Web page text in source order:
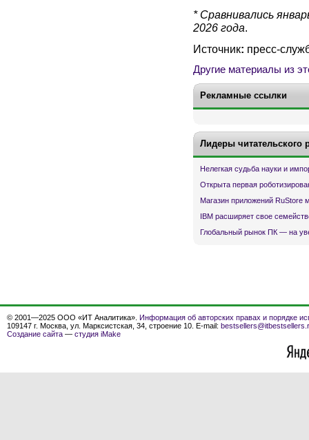
* Сравнивались
2026 года.
Источник: пресс-
Другие материалы из
Рекламные ссылки
Лидеры читательского
Нелегкая судьба науки и
Открыта первая
Магазин приложений RuStore
IBM расширяет свое
Глобальный рынок ПК — на
© 2001—2025 ООО «ИТ Аналитика». Информация об авторских правах и порядке
109147 г. Москва, ул. Марксистская, 34, строение 10. E-mail:
Создание сайта — студия iMake